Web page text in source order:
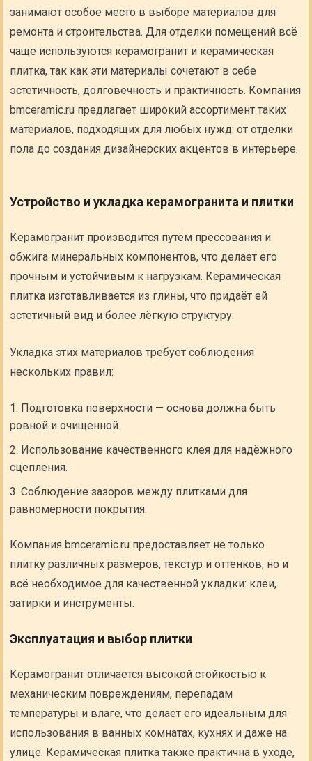
занимают особое место в выборе материалов для
ремонта и строительства. Для отделки помещений всё
чаще используются керамогранит и керамическая
плитка, так как эти материалы сочетают в себе
эстетичность, долговечность и практичность. Компания
bmceramic.ru предлагает широкий ассортимент таких
материалов, подходящих для любых нужд: от отделки
пола до создания дизайнерских акцентов в интерьере.
Устройство и укладка керамогранита и плитки
Керамогранит производится путём прессования и
обжига минеральных компонентов, что делает его
прочным и устойчивым к нагрузкам. Керамическая
плитка изготавливается из глины, что придаёт ей
эстетичный вид и более лёгкую структуру.
Укладка этих материалов требует соблюдения
нескольких правил:
Подготовка поверхности — основа должна быть
ровной и очищенной.
Использование качественного клея для надёжного
сцепления.
Соблюдение зазоров между плитками для
равномерности покрытия.
Компания bmceramic.ru предоставляет не только
плитку различных размеров, текстур и оттенков, но и
всё необходимое для качественной укладки: клеи,
затирки и инструменты.
Эксплуатация и выбор плитки
Керамогранит отличается высокой стойкостью к
механическим повреждениям, перепадам
температуры и влаге, что делает его идеальным для
использования в ванных комнатах, кухнях и даже на
улице. Керамическая плитка также практична в уходе,